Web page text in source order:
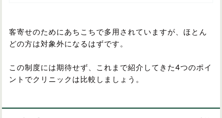
客寄せのためにあちこちで多用されていますが、ほとん
どの方は対象外になるはずです。
この制度には期待せず、これまで紹介してきた4つのポイ
ントでクリニックは比較しましょう。